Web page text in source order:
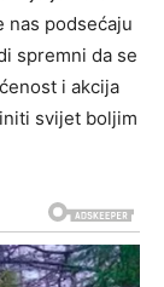
nas podsećaju
spremni da se
i akcija
svijet boljim